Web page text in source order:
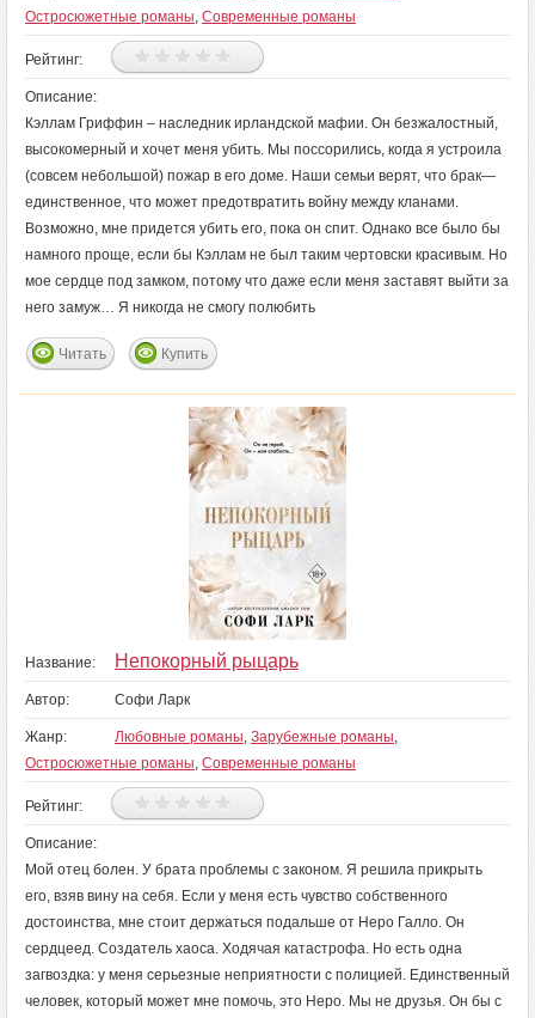
Остросюжетные романы, Современные романы
Рейтинг:
Описание:
Кэллам Гриффин – наследник ирландской мафии. Он безжалостный,
высокомерный и хочет меня убить. Мы поссорились, когда я устроила
(совсем небольшой) пожар в его доме. Наши семьи верят, что брак—
единственное, что может предотвратить войну между кланами.
Возможно, мне придется убить его, пока он спит. Однако все было бы
намного проще, если бы Кэллам не был таким чертовски красивым. Но
мое сердце под замком, потому что даже если меня заставят выйти за
него замуж… Я никогда не смогу полюбить
Читать Купить
Название: Непокорный рыцарь
Автор: Софи Ларк
Жанр: Любовные романы, Зарубежные романы,
Остросюжетные романы, Современные романы
Рейтинг:
Описание:
Мой отец болен. У брата проблемы с законом. Я решила прикрыть
его, взяв вину на себя. Если у меня есть чувство собственного
достоинства, мне стоит держаться подальше от Неро Галло. Он
сердцеед. Создатель хаоса. Ходячая катастрофа. Но есть одна
загвоздка: у меня серьезные неприятности с полицией. Единственный
человек, который может мне помочь, это Неро. Мы не друзья. Он бы с